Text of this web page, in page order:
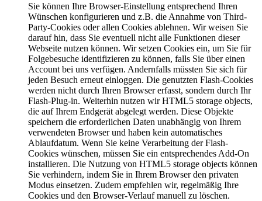
Sie können Ihre Browser-Einstellung entsprechend Ihren
Wünschen konfigurieren und z.B. die Annahme von Third-
Party-Cookies oder allen Cookies ablehnen. Wir weisen Sie
darauf hin, dass Sie eventuell nicht alle Funktionen dieser
Webseite nutzen können. Wir setzen Cookies ein, um Sie für
Folgebesuche identifizieren zu können, falls Sie über einen
Account bei uns verfügen. Andernfalls müssten Sie sich für
jeden Besuch erneut einloggen. Die genutzten Flash-Cookies
werden nicht durch Ihren Browser erfasst, sondern durch Ihr
Flash-Plug-in. Weiterhin nutzen wir HTML5 storage objects,
die auf Ihrem Endgerät abgelegt werden. Diese Objekte
speichern die erforderlichen Daten unabhängig von Ihrem
verwendeten Browser und haben kein automatisches
Ablaufdatum. Wenn Sie keine Verarbeitung der Flash-
Cookies wünschen, müssen Sie ein entsprechendes Add-On
installieren. Die Nutzung von HTML5 storage objects können
Sie verhindern, indem Sie in Ihrem Browser den privaten
Modus einsetzen. Zudem empfehlen wir, regelmäßig Ihre
Cookies und den Browser-Verlauf manuell zu löschen.